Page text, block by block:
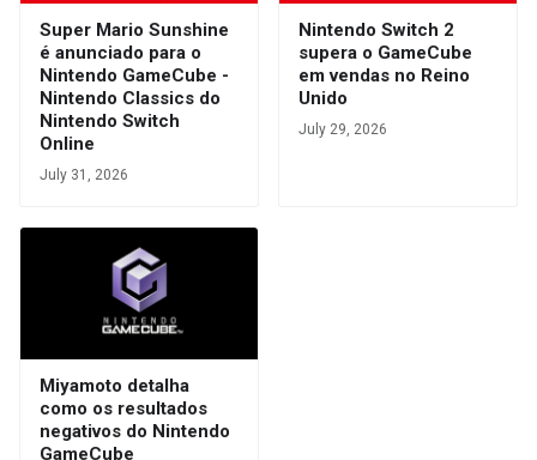
Super Mario Sunshine
é anunciado para o
Nintendo GameCube -
Nintendo Classics do
Nintendo Switch
Online
July 31, 2026
Nintendo Switch 2
supera o GameCube
em vendas no Reino
Unido
July 29, 2026
Miyamoto detalha
como os resultados
negativos do Nintendo
GameCube